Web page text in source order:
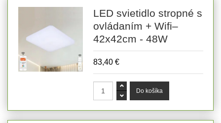
LED svietidlo stropné s
ovládaním + Wifi–
42x42cm - 48W
83,40 €